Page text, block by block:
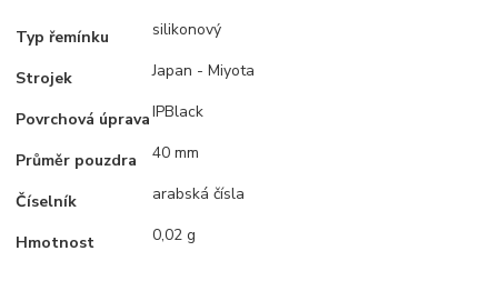
Typ řemínku silikonový
Strojek Japan - Miyota
Povrchová úpravaIPBlack
Průměr pouzdra 40 mm
Číselník arabská čísla
Hmotnost 0,02 g